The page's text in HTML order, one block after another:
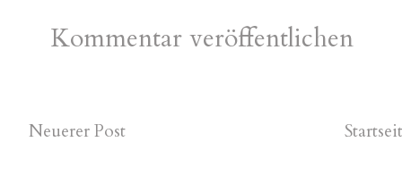
Kommentar veröffentlichen
Neuerer Post